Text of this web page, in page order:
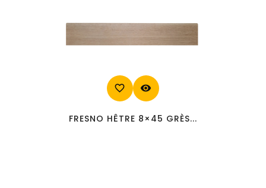
favorite_border visibility
FRESNO HÊTRE 8×45 GRÈS...